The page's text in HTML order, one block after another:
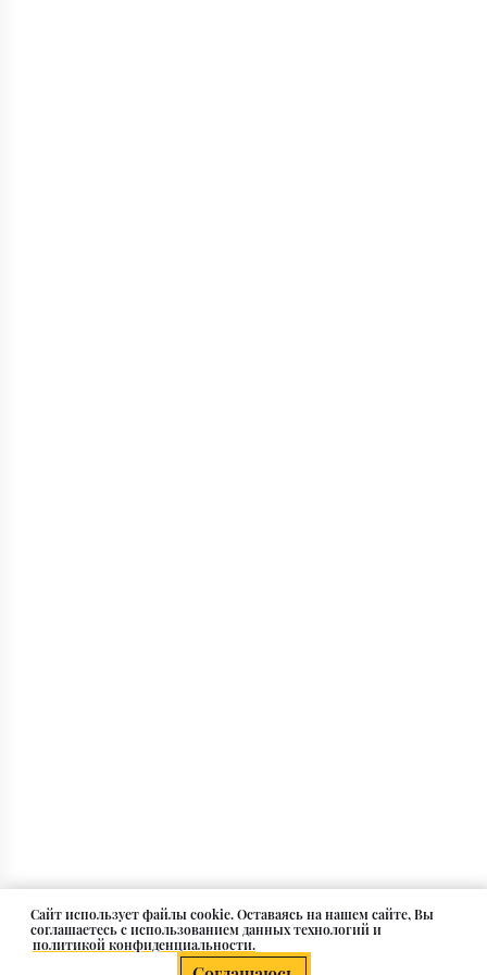
Cайт использует файлы cookie. Оставаясь на нашем сайте, Вы
соглашаетесь с использованием данных технологий и
политикой конфиденциальности.